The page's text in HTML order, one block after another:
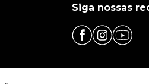
Siga nossas